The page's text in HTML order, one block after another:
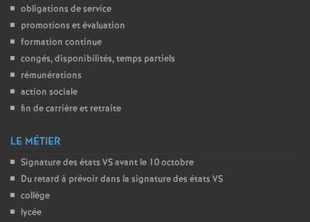
obligations de service
promotions et évaluation
formation continue
congés, disponibilités, temps partiels
rémunérations
action sociale
fin de carrière et retraite
LE MÉTIER
Signature des états VSavant le 10 octobre
Du retard à prévoir dans la signature des états VS
collège
lycée